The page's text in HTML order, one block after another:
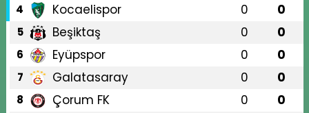
4 Kocaelispor 0 0
5 Beşiktaş 0 0
6 Eyüpspor 0 0
7 Galatasaray 0 0
8 Çorum FK 0 0